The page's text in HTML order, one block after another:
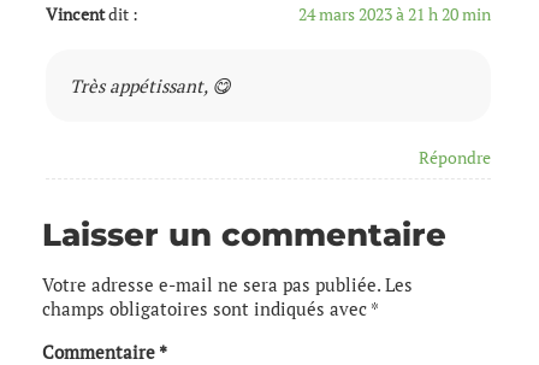
Vincentdit : 24 mars 2023 à 21 h 20 min
Très appétissant, 😋
Répondre
Laisser un commentaire
Votre adresse e-mail ne sera pas publiée. Les
champs obligatoires sont indiqués avec *
Commentaire *